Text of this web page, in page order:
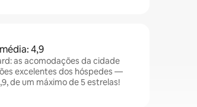
4,9
as acomodações da cidade
excelentes dos hóspedes —
de um máximo de 5 estrelas!